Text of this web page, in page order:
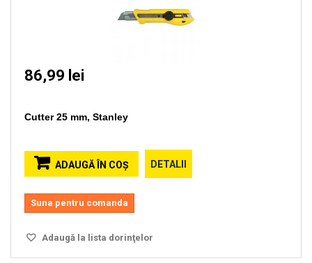
86,99 lei
Cutter 25 mm, Stanley
ADAUGĂ ÎN COŞ DETALII
Suna pentru comanda
Adaugă la lista dorinţelor